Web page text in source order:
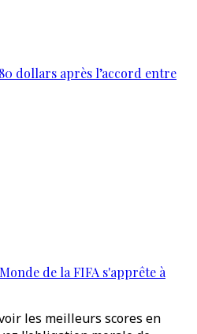
dollars après l’accord entre
de la FIFA s'apprête à
les meilleurs scores en